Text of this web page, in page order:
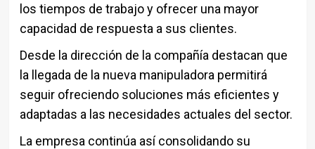
los tiempos de trabajo y ofrecer una mayor
capacidad de respuesta a sus clientes.
Desde la dirección de la compañía destacan que
la llegada de la nueva manipuladora permitirá
seguir ofreciendo soluciones más eficientes y
adaptadas a las necesidades actuales del sector.
La empresa continúa así consolidando su